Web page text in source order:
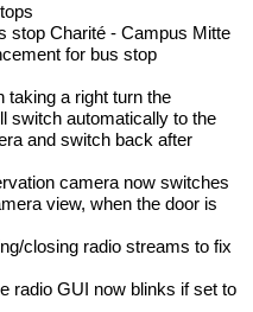
stop Charité - Campus Mitte
for bus stop
taking a right turn the
switch automatically to the
and switch back after
camera now switches
view, when the door is
closing radio streams to fix
radio GUI now blinks if set to